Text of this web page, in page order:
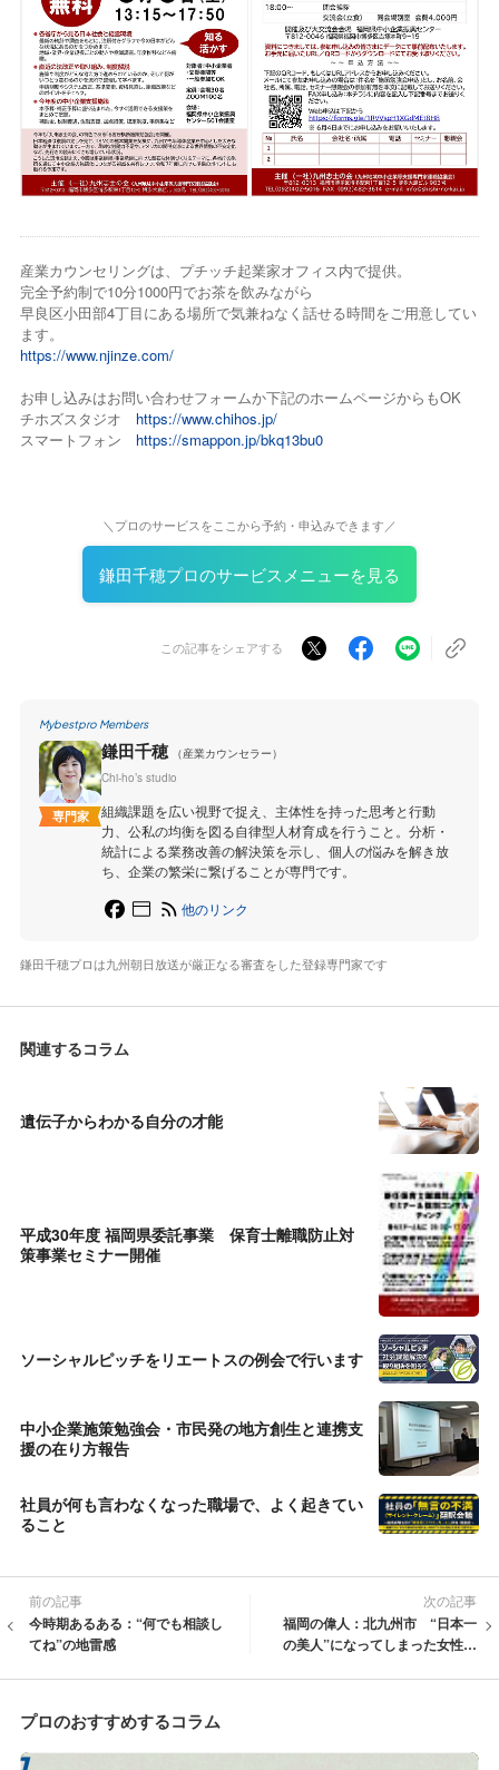
産業カウンセリングは、プチッチ起業家オフィス内で提供。
完全予約制で10分1000円でお茶を飲みながら
早良区小田部4丁目にある場所で気兼ねなく話せる時間をご用意してい
ます。
https://www.njinze.com/
お申し込みはお問い合わせフォームか下記のホームページからもOK
チホズスタジオ https://www.chihos.jp/
スマートフォン https://smappon.jp/bkq13bu0
＼プロのサービスをここから予約・申込みできます／
鎌田千穂プロのサービスメニューを見る
この記事をシェアする
Mybestpro Members
専門家
鎌田千穂
（産業カウンセラー）
Chi-ho’s studio
組織課題を広い視野で捉え、主体性を持った思考と行動
力、公私の均衡を図る自律型人材育成を行うこと。分析・
統計による業務改善の解決策を示し、個人の悩みを解き放
ち、企業の繁栄に繋げることが専門です。
他のリンク
鎌田千穂プロは九州朝日放送が厳正なる審査をした登録専門家です
関連するコラム
遺伝子からわかる自分の才能
平成30年度 福岡県委託事業 保育士離職防止対
策事業セミナー開催
ソーシャルピッチをリエートスの例会で行います
中小企業施策勉強会・市民発の地方創生と連携支
援の在り方報告
社員が何も言わなくなった職場で、よく起きてい
ること
前の記事
今時期あるある：“何でも相談し
てね”の地雷感
次の記事
福岡の偉人：北九州市 “日本一
の美人”になってしまった女性・
プロのおすすめするコラム